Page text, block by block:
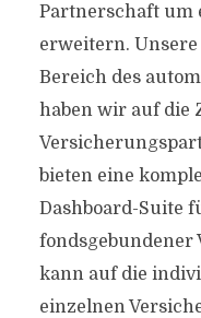
Partnerschaft um
erweitern.
Bereich des
haben wir auf die
bieten eine
Dashboard-Suite
fondsgebundener
kann auf die
einzelnen